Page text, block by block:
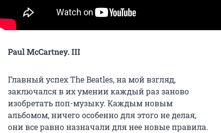
Paul McCartney. III
Главный успех The Beatles, на мой взгляд,
заключался в их умении каждый раз заново
изобретать поп-музыку. Каждым новым
альбомом, ничего особенно для этого не делая,
они все равно назначали для нее новые правила.